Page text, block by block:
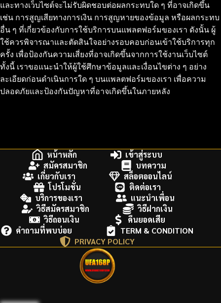
และทางเว็บไซต์จะไม่รับผิดชอบต่อผลกระทบใด ๆ ที่อาจเกิดขึ้น
เช่น การสูญเสียทางการเงิน การสูญหายของข้อมูล หรือผลกระทบ
อื่น ๆ ที่เกี่ยวข้องกับการใช้บริการบนแพลตฟอร์มของเรา ดังนั้น ผู้
ใช้ควรพิจารณาและตัดสินใจอย่างรอบคอบก่อนเข้าใช้บริการทุก
ครั้ง เพื่อป้องกันความเสี่ยงที่อาจเกิดขึ้นจากการใช้งานเว็บไซต์
ทั้งนี้ เราขอแนะนำให้ผู้ใช้ศึกษาข้อมูลและเงื่อนไขต่าง ๆ อย่าง
ละเอียดก่อนดำเนินการใด ๆ บนแพลตฟอร์มของเรา เพื่อความ
ปลอดภัยและป้องกันปัญหาที่อาจเกิดขึ้นในภายหลัง
หน้าหลัก
เข้าสู่ระบบ
สมัครสมาชิก
บทความ
เกี่ยวกับเรา
สล็อตออนไลน์
โปรโมชั่น
ติดต่อเรา
บริการของเรา
แนะนำเพื่อน
วิธีสมัครสมาชิก
วิธีฝากเงิน
วิธีถอนเงิน
คืนยอดเสีย
คำถามที่พบบ่อย
TERM & CONDITION
PRIVACY POLICY